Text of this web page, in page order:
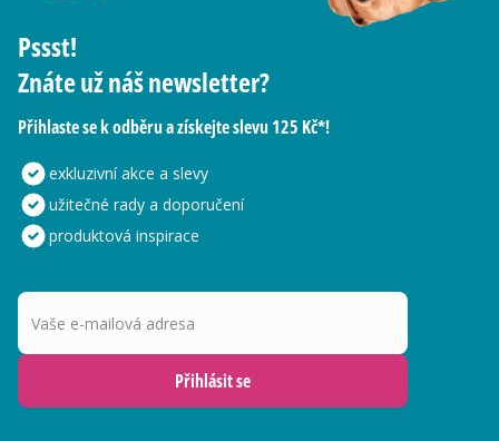
Pssst!
Znáte už náš newsletter?
Přihlaste se k odběru a získejte slevu 125 Kč*!
exkluzivní akce a slevy
užitečné rady a doporučení
produktová inspirace
Vaše e-mailová adresa
Přihlásit se